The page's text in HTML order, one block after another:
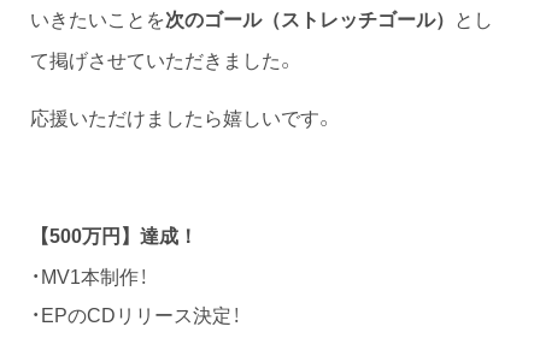
いきたいことを次のゴール（ストレッチゴール）
とし
て掲げさせていただきました。
応援いただけましたら嬉しいです。
【500万円 】達成！
・MV1本制作！
・EPのCDリリース決定！